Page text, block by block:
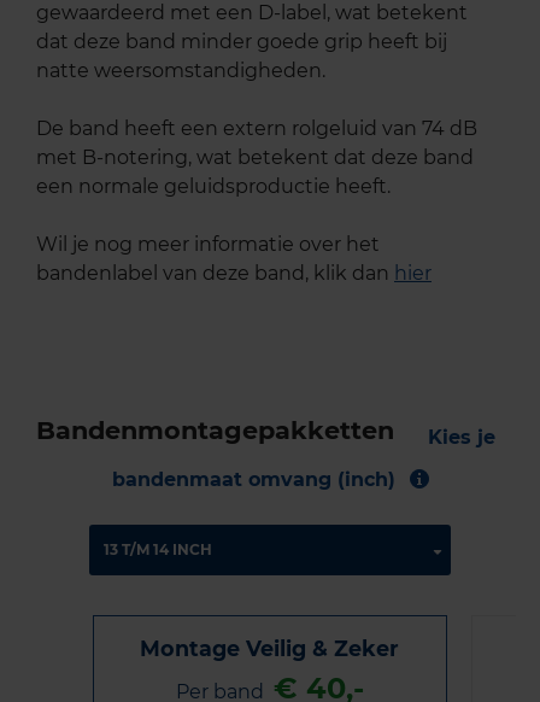
gewaardeerd met een D-label, wat betekent
dat deze band minder goede grip heeft bij
natte weersomstandigheden.
De band heeft een extern rolgeluid van 74 dB
met B-notering, wat betekent dat deze band
een normale geluidsproductie heeft.
Wil je nog meer informatie over het
bandenlabel van deze band, klik dan hier
Bandenmontagepakketten
Kies je
bandenmaat omvang (inch)
Montage Veilig & Zeker
Per band € 40,-